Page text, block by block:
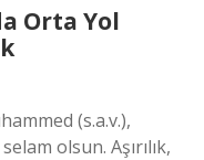
Orta Yol
(s.a.v.),
olsun. Aşırılık,